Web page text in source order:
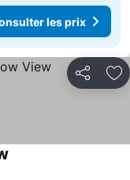
les prix
Partager